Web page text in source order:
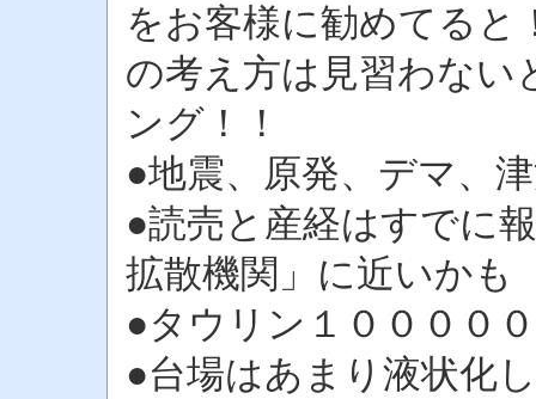
をお客様に勧めてる
の考え方は見習わない
ング！！
●地震、原発、デマ、
●読売と産経はすでに
拡散機関」に近いかも
●タウリン１００００
●台場はあまり液状化